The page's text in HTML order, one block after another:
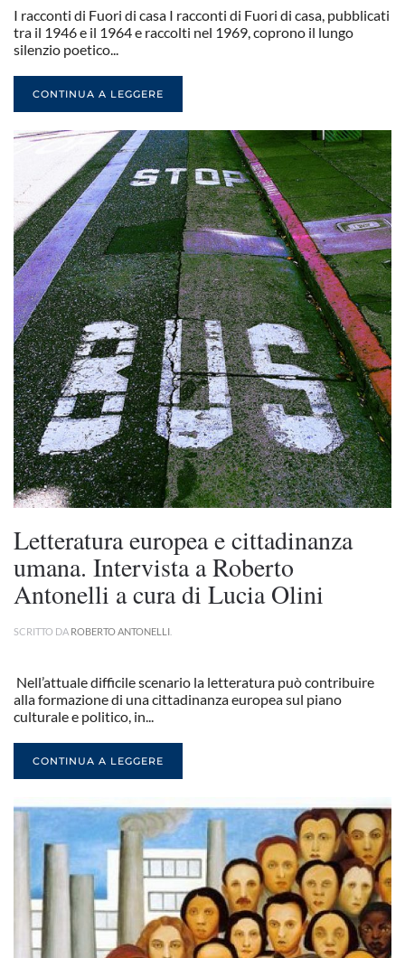
I racconti di Fuori di casa I racconti di Fuori di casa, pubblicati
tra il 1946 e il 1964 e raccolti nel 1969, coprono il lungo
silenzio poetico...
CONTINUA A LEGGERE
Letteratura europea e cittadinanza
umana. Intervista a Roberto
Antonelli a cura di Lucia Olini
SCRITTO DA ROBERTO ANTONELLI
Nell’attuale difficile scenario la letteratura può contribuire
alla formazione di una cittadinanza europea sul piano
culturale e politico, in...
CONTINUA A LEGGERE